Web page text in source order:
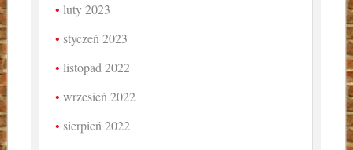
luty 2023
styczeń 2023
listopad 2022
wrzesień 2022
sierpień 2022